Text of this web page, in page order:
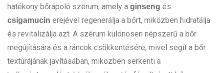
hatékony bőrápoló szérum, amely a ginseng és
csigamucin erejével regenerálja a bőrt, miközben hidratálja
és revitalizálja azt. A szérum különösen népszerű a bőr
megújítására és a ráncok csökkentésére, mivel segít a bőr
textúrájának javításában, miközben serkenti a